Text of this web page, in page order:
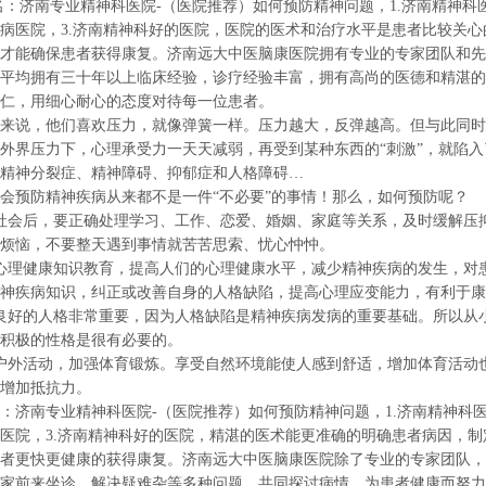
南专业精神科医院-（医院推荐）如何预防精神问题，1.济南精神科
医院，3.济南精神科好的医院，医院的医术和治疗水平是患者比较关
能确保患者获得康复。济南远大中医脑康医院拥有专业的专家团队和
均拥有三十年以上临床经验，诊疗经验丰富，拥有高尚的医德和精湛
，用细心耐心的态度对待每一位患者。
他们喜欢压力，就像弹簧一样。压力越大，反弹越高。但与此同
界压力下，心理承受力一天天减弱，再受到某种东西的“刺激”，就陷
分裂症、精神障碍、抑郁症和人格障碍…
精神疾病从来都不是一件“不必要”的事情！那么，如何预防呢？
，要正确处理学习、工作、恋爱、婚姻、家庭等关系，及时缓解压
恼，不要整天遇到事情就苦苦思索、忧心忡忡。
康知识教育，提高人们的心理健康水平，减少精神疾病的发生，对
疾病知识，纠正或改善自身的人格缺陷，提高心理应变能力，有利于
人格非常重要，因为人格缺陷是精神疾病发病的重要基础。所以从
极的性格是很有必要的。
动，加强体育锻炼。享受自然环境能使人感到舒适，增加体育活动
加抵抗力。
专业精神科医院-（医院推荐）如何预防精神问题，1.济南精神科
院，3.济南精神科好的医院，精湛的医术能更准确的明确患者病因，
更快更健康的获得康复。济南远大中医脑康医院除了专业的专家团队